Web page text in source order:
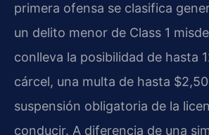
primera ofensa se clasifica
un delito menor de Class 1
conlleva la posibilidad de hasta
cárcel, una multa de hasta
suspensión obligatoria de la
conducir. A diferencia de una